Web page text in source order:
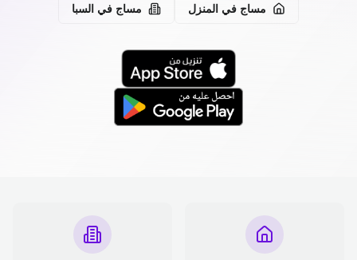
مساج في المنزل مساج في السبا